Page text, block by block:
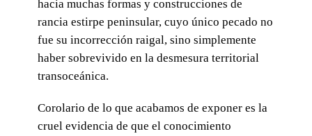
hacia muchas formas y construcciones de
rancia estirpe peninsular, cuyo único pecado no
fue su incorrección raigal, sino simplemente
haber sobrevivido en la desmesura territorial
transoceánica.
Corolario de lo que acabamos de exponer es la
cruel evidencia de que el conocimiento